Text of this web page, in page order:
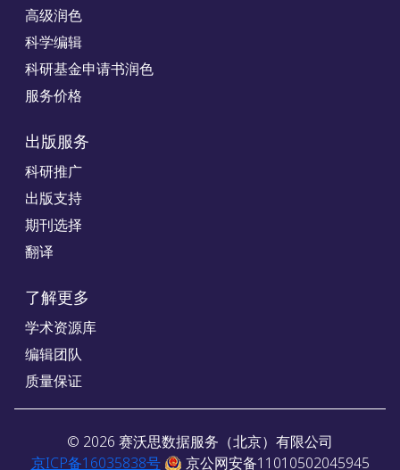
高级润色
科学编辑
科研基金申请书润色
服务价格
出版服务
科研推广
出版支持
期刊选择
翻译
了解更多
学术资源库
编辑团队
质量保证
© 2026 赛沃思数据服务（北京）有限公司
京ICP备16035838号
京公网安备11010502045945